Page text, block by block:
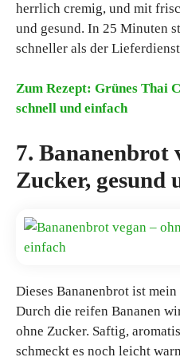
herrlich cremig, und mit
und gesund. In 25 Minuten
schneller als der
Zum Rezept: Grünes Thai
schnell und einfach
7. Bananenbrot
Zucker, gesund
Dieses Bananenbrot ist
Durch die reifen Bananen
ohne Zucker. Saftig,
schmeckt es noch leicht